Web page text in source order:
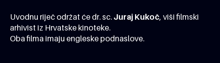
Uvodnu riječ održat će dr. sc. Juraj Kukoč, viši filmski
arhivist iz Hrvatske kinoteke.
Oba filma imaju engleske podnaslove.